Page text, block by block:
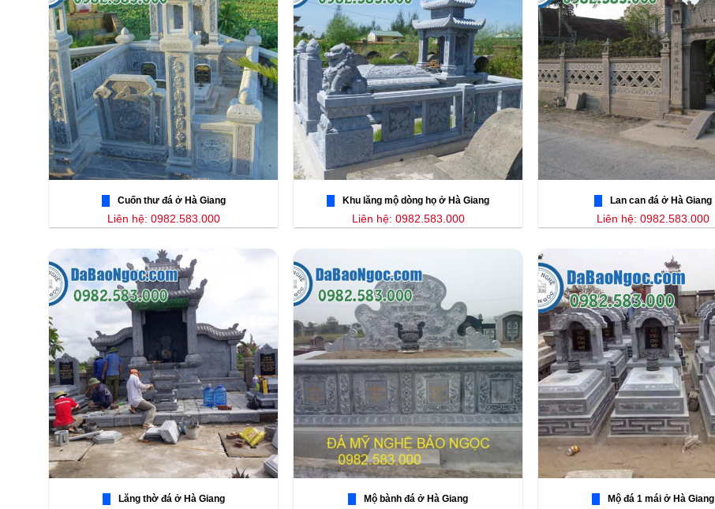
Cuốn thư đá ở Hà Giang
Liên hệ: 0982.583.000
Khu lăng mộ dòng họ ở Hà Giang
Liên hệ: 0982.583.000
Lan can đá ở Hà Giang
Liên hệ: 0982.583.000
Lăng thờ đá ở Hà Giang Mộ bành đá ở Hà Giang Mộ đá 1 mái ở Hà Giang